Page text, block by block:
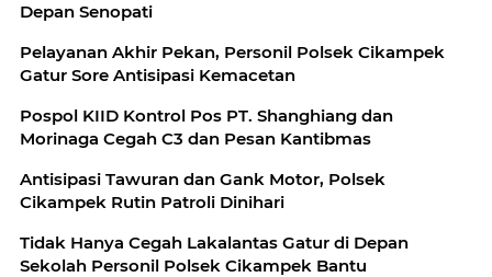
Depan Senopati
Pelayanan Akhir Pekan, Personil Polsek Cikampek
Gatur Sore Antisipasi Kemacetan
Pospol KIID Kontrol Pos PT. Shanghiang dan
Morinaga Cegah C3 dan Pesan Kantibmas
Antisipasi Tawuran dan Gank Motor, Polsek
Cikampek Rutin Patroli Dinihari
Tidak Hanya Cegah Lakalantas Gatur di Depan
Sekolah Personil Polsek Cikampek Bantu